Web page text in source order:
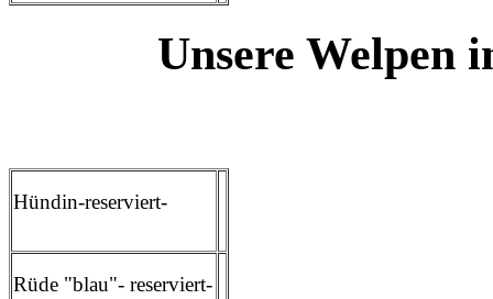
Unsere Welpen
Hündin-reserviert-
Rüde "blau"- reserviert-